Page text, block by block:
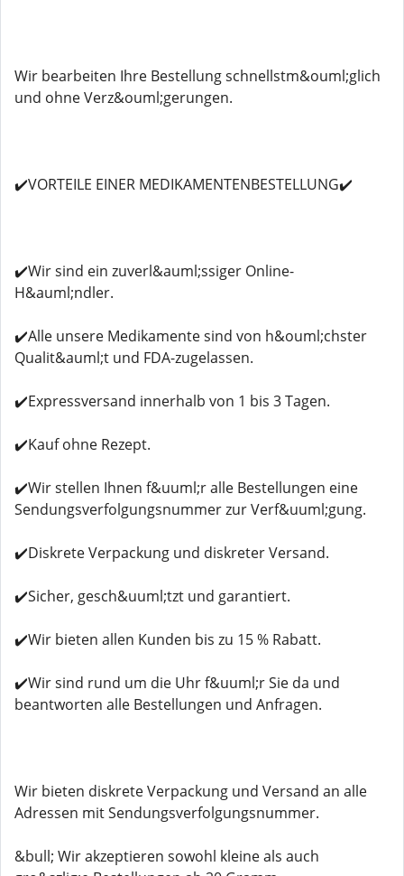
Wir bearbeiten Ihre Bestellung schnellstm&ouml;glich
und ohne Verz&ouml;gerungen.
✔️VORTEILE EINER MEDIKAMENTENBESTELLUNG✔️
✔️Wir sind ein zuverl&auml;ssiger Online-
H&auml;ndler.
✔️Alle unsere Medikamente sind von h&ouml;chster
Qualit&auml;t und FDA-zugelassen.
✔️Expressversand innerhalb von 1 bis 3 Tagen.
✔️Kauf ohne Rezept.
✔️Wir stellen Ihnen f&uuml;r alle Bestellungen eine
Sendungsverfolgungsnummer zur Verf&uuml;gung.
✔️Diskrete Verpackung und diskreter Versand.
✔️Sicher, gesch&uuml;tzt und garantiert.
✔️Wir bieten allen Kunden bis zu 15 % Rabatt.
✔️Wir sind rund um die Uhr f&uuml;r Sie da und
beantworten alle Bestellungen und Anfragen.
Wir bieten diskrete Verpackung und Versand an alle
Adressen mit Sendungsverfolgungsnummer.
&bull; Wir akzeptieren sowohl kleine als auch